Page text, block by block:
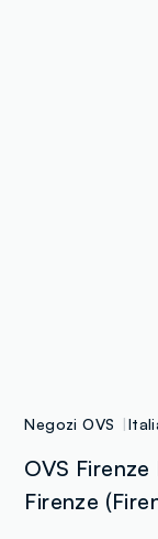
Negozi OVS
OVS
Firenze